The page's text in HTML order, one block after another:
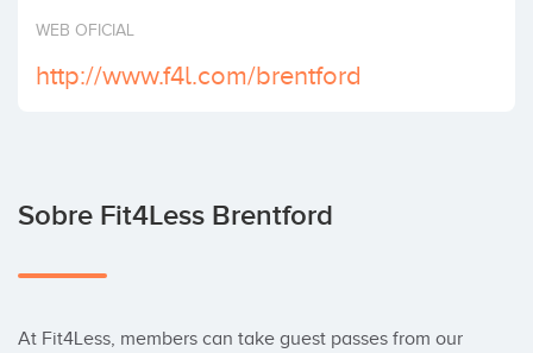
WEB OFICIAL
http://www.f4l.com/brentford
Sobre Fit4Less Brentford
At Fit4Less, members can take guest passes from our